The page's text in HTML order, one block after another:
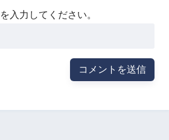
入力してください。